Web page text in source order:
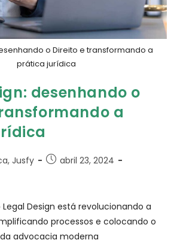
o Direito e transformando a
prática jurídica
desenhando o
a
Jusfy
abril 23, 2024
Design está revolucionando a
processos e colocando o
advocacia moderna